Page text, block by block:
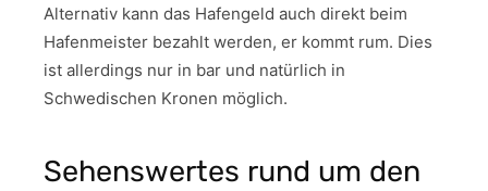
Alternativ kann das Hafengeld auch direkt beim
Hafenmeister bezahlt werden, er kommt rum. Dies
ist allerdings nur in bar und natürlich in
Schwedischen Kronen möglich.
Sehenswertes rund um den